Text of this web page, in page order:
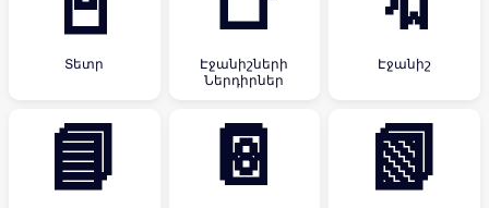
Տետր
Էջանիշների
Ներդիրներ
Էջանիշ
📘 📔 📗